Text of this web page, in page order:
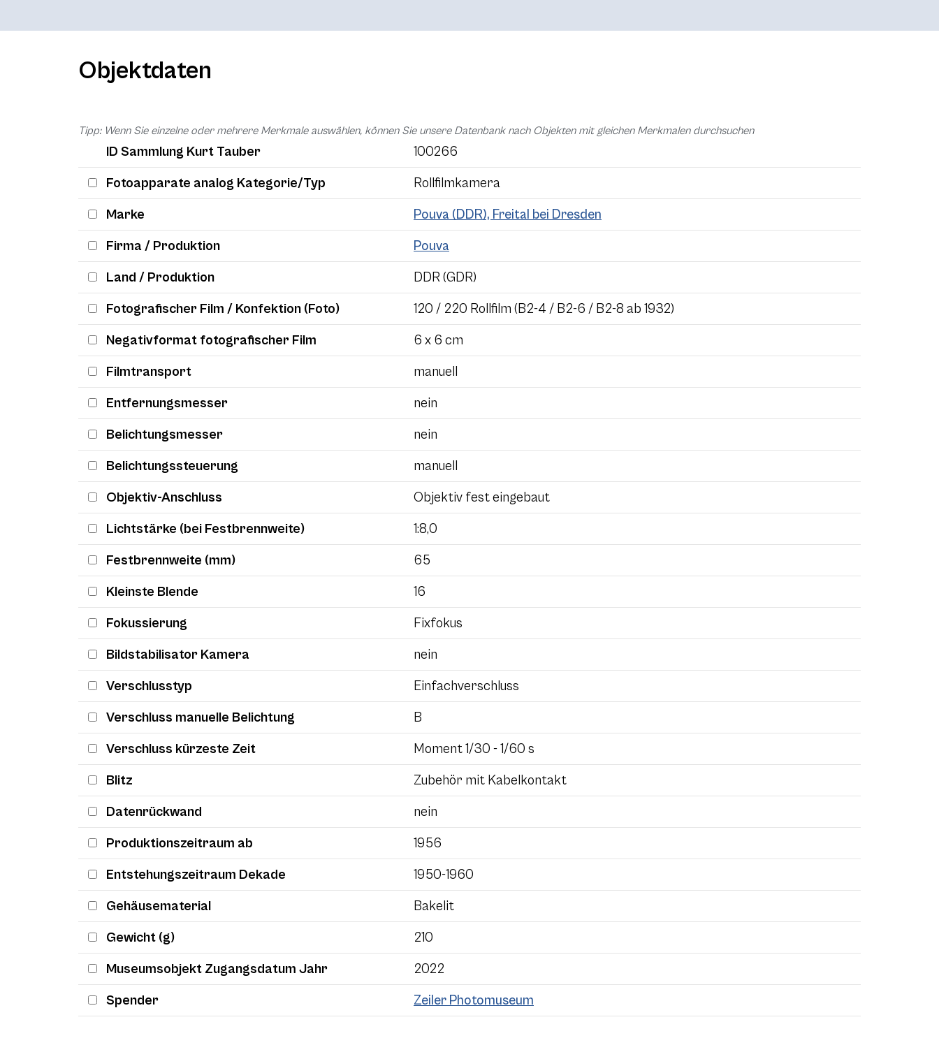
Objektdaten
Tipp: Wenn Sie einzelne oder mehrere Merkmale auswählen, können Sie unsere Datenbank nach Objekten mit gleichen Merkmalen durchsuchen
ID Sammlung Kurt Tauber 100266
Fotoapparate analog Kategorie/Typ Rollfilmkamera
Marke Pouva (DDR), Freital bei Dresden
Firma / Produktion Pouva
Land / Produktion DDR (GDR)
Fotografischer Film / Konfektion (Foto) 120 / 220 Rollfilm (B2-4 / B2-6 / B2-8 ab 1932)
Negativformat fotografischer Film 6 x 6 cm
Filmtransport manuell
Entfernungsmesser nein
Belichtungsmesser nein
Belichtungssteuerung manuell
Objektiv-Anschluss Objektiv fest eingebaut
Lichtstärke (bei Festbrennweite) 1:8,0
Festbrennweite (mm) 65
Kleinste Blende 16
Fokussierung Fixfokus
Bildstabilisator Kamera nein
Verschlusstyp Einfachverschluss
Verschluss manuelle Belichtung B
Verschluss kürzeste Zeit Moment 1/30 - 1/60 s
Blitz Zubehör mit Kabelkontakt
Datenrückwand nein
Produktionszeitraum ab 1956
Entstehungszeitraum Dekade 1950-1960
Gehäusematerial Bakelit
Gewicht (g) 210
Museumsobjekt Zugangsdatum Jahr 2022
Spender Zeiler Photomuseum